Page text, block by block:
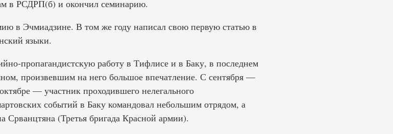
в РСДРП(б) и окончил семинарию.
в Эчмиадзине. В том же году написал свою первую статью в
языки.
пропагандистскую работу в Тифлисе и в Баку, в последнем
произвевшим на него большое впечатление. С сентября —
— участник проходившего нелегального
событий в Баку командовал небольшим отрядом, а
Срванцтянa (Третья бригада Красной армии).